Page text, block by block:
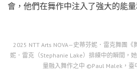
會，他們在舞作中注入了強大的能量
2025 NTT Arts NOVA—史蒂芬妮．雷克舞團
妮．雷克（Stephanie Lake）排練中的瞬間，
量融入舞作之中 ©Paul Malek，臺